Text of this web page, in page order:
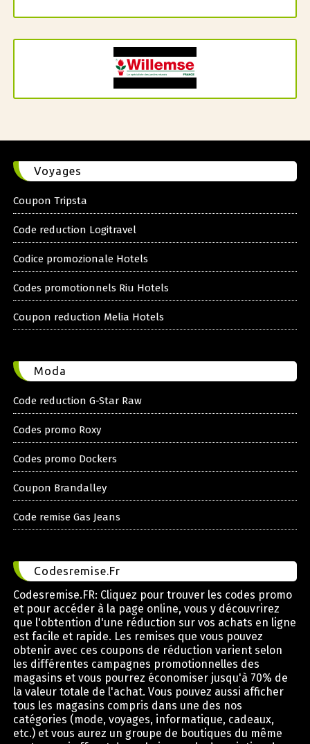
Voyages
Coupon Tripsta
Code reduction Logitravel
Codice promozionale Hotels
Codes promotionnels Riu Hotels
Coupon reduction Melia Hotels
Moda
Code reduction G-Star Raw
Codes promo Roxy
Codes promo Dockers
Coupon Brandalley
Code remise Gas Jeans
Codesremise.Fr
Codesremise.FR: Cliquez pour trouver les codes promo
et pour accéder à la page online, vous y découvrirez
que l'obtention d'une réduction sur vos achats en ligne
est facile et rapide. Les remises que vous pouvez
obtenir avec ces coupons de réduction varient selon
les différentes campagnes promotionnelles des
magasins et vous pourrez économiser jusqu'à 70% de
la valeur totale de l'achat. Vous pouvez aussi afficher
tous les magasins compris dans une des nos
catégories (mode, voyages, informatique, cadeaux,
etc.) et vous aurez un groupe de boutiques du même